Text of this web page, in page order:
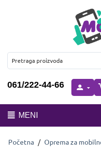
061/222-44-66
MENI
Početna / Oprema za